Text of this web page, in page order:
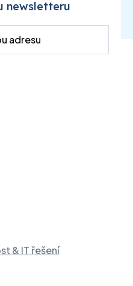
newsletteru
& IT řešení